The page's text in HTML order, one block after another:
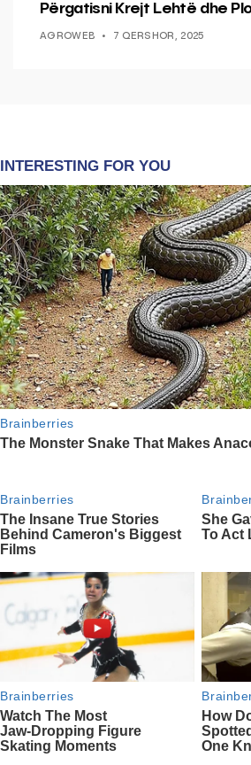
Përgatisni Krejt Lehtë dhe
AGROWEB 7 QERSHOR, 2025